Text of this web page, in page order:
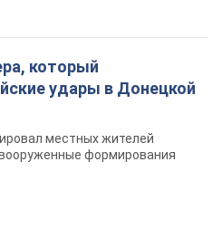
который
удары в Донецкой
местных жителей
формирования